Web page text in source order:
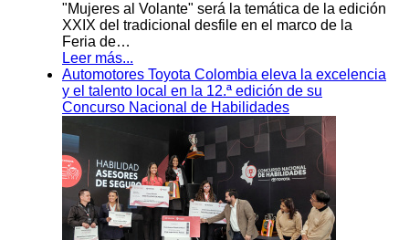
"Mujeres al Volante" será la temática de la edición
XXIX del tradicional desfile en el marco de la
Feria de…
Leer más...
Automotores Toyota Colombia eleva la excelencia
y el talento local en la 12.ª edición de su
Concurso Nacional de Habilidades